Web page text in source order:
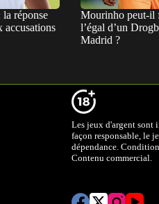
réponse
accusations
Mourinho peut-il
l’égal d’un
Madrid ?
Les jeux d'argent sont
façon responsable, le
dépendance.
Contenu commercial.